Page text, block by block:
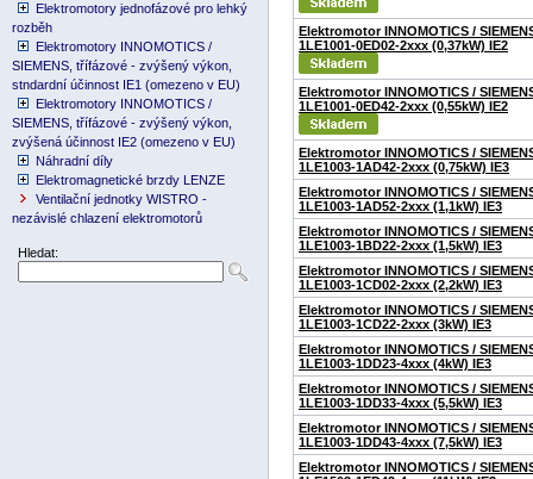
Elektromotory jednofázové pro lehký
rozběh
Elektromotory INNOMOTICS /
SIEMENS, třífázové - zvýšený výkon,
stndardní účinnost IE1 (omezeno v EU)
Elektromotory INNOMOTICS /
SIEMENS, třífázové - zvýšený výkon,
zvýšená účinnost IE2 (omezeno v EU)
Náhradní díly
Elektromagnetické brzdy LENZE
Ventilační jednotky WISTRO -
nezávislé chlazení elektromotorů
Hledat:
Elektromotor INNOMOTICS /
1LE1001-0ED02-2xxx (0,37kW) IE2
Elektromotor INNOMOTICS /
1LE1001-0ED42-2xxx (0,55kW) IE2
Elektromotor INNOMOTICS /
1LE1003-1AD42-2xxx (0,75kW) IE3
Elektromotor INNOMOTICS /
1LE1003-1AD52-2xxx (1,1kW) IE3
Elektromotor INNOMOTICS /
1LE1003-1BD22-2xxx (1,5kW) IE3
Elektromotor INNOMOTICS /
1LE1003-1CD02-2xxx (2,2kW) IE3
Elektromotor INNOMOTICS /
1LE1003-1CD22-2xxx (3kW) IE3
Elektromotor INNOMOTICS /
1LE1003-1DD23-4xxx (4kW) IE3
Elektromotor INNOMOTICS /
1LE1003-1DD33-4xxx (5,5kW) IE3
Elektromotor INNOMOTICS /
1LE1003-1DD43-4xxx (7,5kW) IE3
Elektromotor INNOMOTICS /